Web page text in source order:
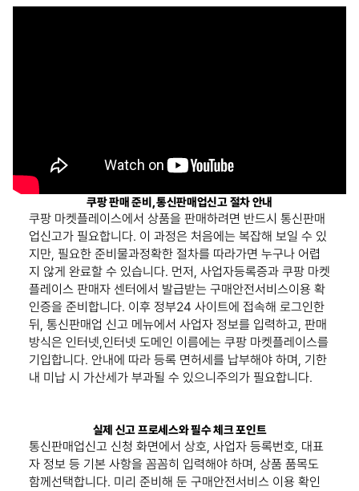
쿠팡 판매 준비, 통신판매업신고 절차 안내
쿠팡 마켓플레이스에서 상품을 판매하려면 반드시 통신판매
업신고가 필요합니다. 이 과정은 처음에는 복잡해 보일 수 있
지만, 필요한 준비물과정확한 절차를 따라가면 누구나 어렵
지 않게 완료할 수 있습니다. 먼저, 사업자등록증과 쿠팡 마켓
플레이스 판매자 센터에서 발급받는 구매안전서비스이용 확
인증을 준비합니다. 이후 정부24 사이트에 접속해 로그인한
뒤, 통신판매업 신고 메뉴에서 사업자 정보를 입력하고, 판매
방식은 인터넷,인터넷 도메인 이름에는 쿠팡 마켓플레이스를
기입합니다. 안내에 따라 등록 면허세를 납부해야 하며, 기한
내 미납 시 가산세가 부과될 수 있으니주의가 필요합니다.
실제 신고 프로세스와 필수 체크 포인트
통신판매업신고 신청 화면에서 상호, 사업자 등록번호, 대표
자 정보 등 기본 사항을 꼼꼼히 입력해야 하며, 상품 품목도
함께선택합니다. 미리 준비해 둔 구매안전서비스 이용 확인